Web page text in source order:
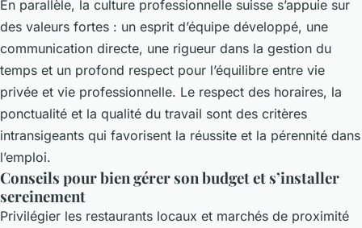
En parallèle, la culture professionnelle suisse s’appuie sur
des valeurs fortes : un esprit d’équipe développé, une
communication directe, une rigueur dans la gestion du
temps et un profond respect pour l’équilibre entre vie
privée et vie professionnelle. Le respect des horaires, la
ponctualité et la qualité du travail sont des critères
intransigeants qui favorisent la réussite et la pérennité dans
l’emploi.
Conseils pour bien gérer son budget et s’installer
sereinement
Privilégier les restaurants locaux et marchés de proximité